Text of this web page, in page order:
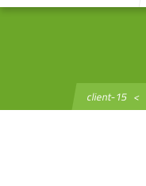
>
client-15